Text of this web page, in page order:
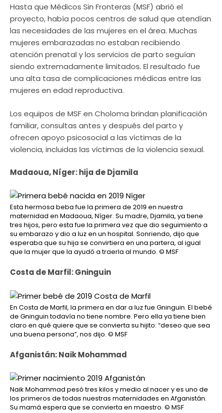
Hasta que Médicos Sin Fronteras (MSF) abrió el
proyecto, había pocos centros de salud que atendían
las necesidades de las mujeres en el área. Muchas
mujeres embarazadas no estaban recibiendo
atención prenatal y los servicios de parto seguían
siendo extremadamente limitados. El resultado fue
una alta tasa de complicaciones médicas entre las
mujeres en edad reproductiva.
Los equipos de MSF en Choloma brindan planificación
familiar, consultas antes y después del parto y
ofrecen apoyo psicosocial a las víctimas de la
violencia, incluidas las víctimas de la violencia sexual.
Madaoua, Níger: hija de Djamila​
Esta hermosa beba fue la primera de 2019 en nuestra
maternidad en Madaoua, Níger. Su madre, Djamila, ya tiene
tres hijos, pero esta fue la primera vez que dio seguimiento a
su embarazo y dio a luz en un hospital. Sonriendo, dijo que
esperaba que su hija se convirtiera en una partera, al igual
que la mujer que la ayudó a traerla al mundo. © MSF
Costa de Marfil: Gninguin
En Costa de Marfil, la primera en dar a luz fue Gninguin. El bebé
de Gninguin todavía no tiene nombre. Pero ella ya tiene bien
claro en qué quiere que se convierta su hijito: “deseo que sea
una buena persona”, nos dijo. © MSF
Afganistán: Naik Mohammad
Naik Mohammad pesó tres kilos y medio al nacer y es uno de
los primeros de todas nuestras maternidades en Afganistán.
Su mamá espera que se convierta en maestro. © MSF